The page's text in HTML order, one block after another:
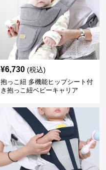
¥6,730 (税込)
抱っこ紐 多機能ヒップシート付
き抱っこ紐ベビーキャリア